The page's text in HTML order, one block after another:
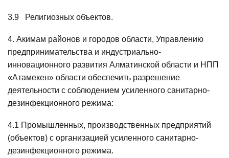
3.9 Религиозных объектов.
4. Акимам районов и городов области, Управлению
предпринимательства и индустриально-
инновационного развития Алматинской области и НПП
«Атамекен» области обеспечить разрешение
деятельности с соблюдением усиленного санитарно-
дезинфекционного режима:
4.1 Промышленных, производственных предприятий
(объектов) с организацией усиленного санитарно-
дезинфекционного режима.